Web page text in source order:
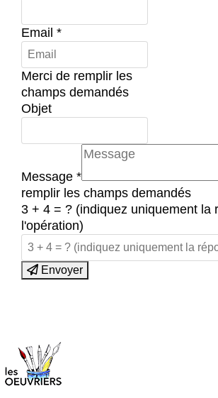
Email *
Merci de remplir les
champs demandés
Objet
Message *
remplir les champs demandés
3 + 4 = ? (indiquez uniquement la
l'opération)
Envoyer